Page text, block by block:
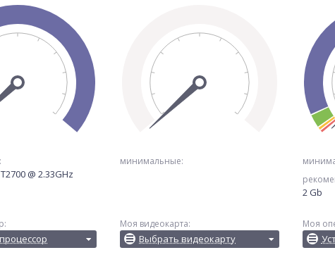
@ 2.33GHz
минимальные:
Моя видеокарта:
Выбрать видеокарту
2 Gb
Моя